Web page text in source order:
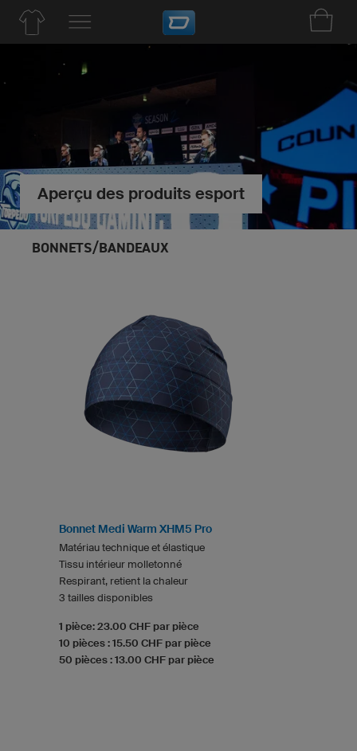
Aperçu des produits esport
BONNETS/BANDEAUX
Bonnet Medi Warm XHM5 Pro
Matériau technique et élastique
Tissu intérieur molletonné
Respirant, retient la chaleur
3 tailles disponibles
1 pièce: 23.00 CHF par pièce
10 pièces : 15.50 CHF par pièce
50 pièces : 13.00 CHF par pièce